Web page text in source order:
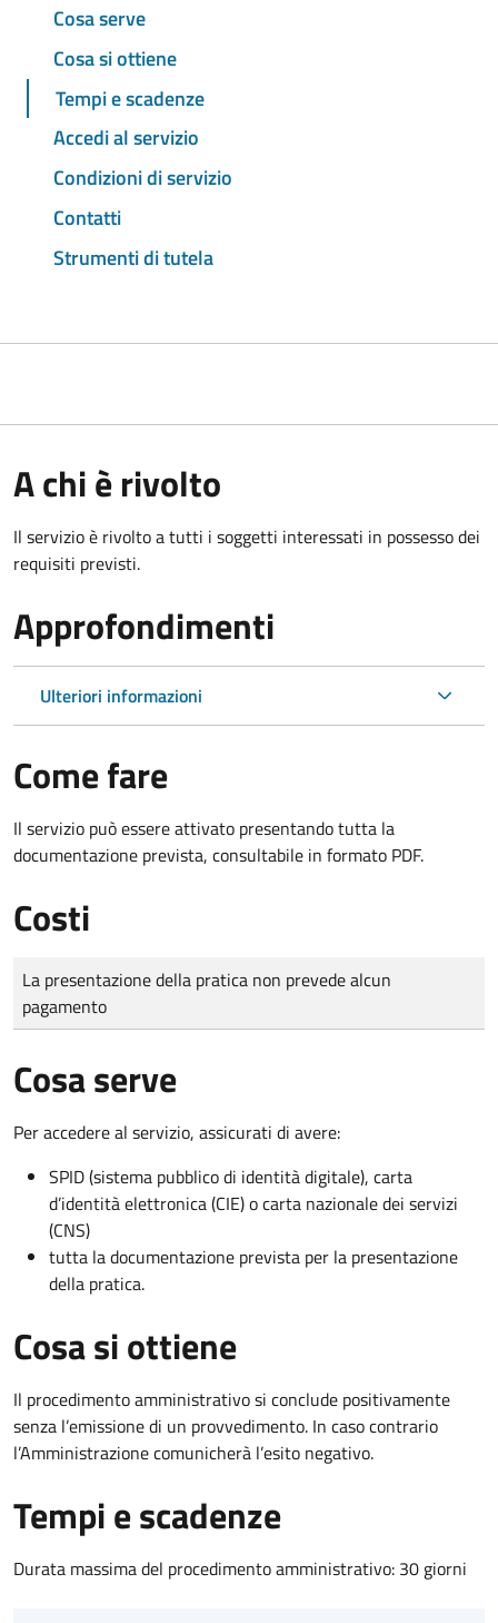
Cosa serve
Cosa si ottiene
Tempi e scadenze
Accedi al servizio
Condizioni di servizio
Contatti
Strumenti di tutela
A chi è rivolto
Il servizio è rivolto a tutti i soggetti interessati in possesso dei
requisiti previsti.
Approfondimenti
Ulteriori informazioni
Come fare
Il servizio può essere attivato presentando tutta la
documentazione prevista, consultabile in formato PDF.
Costi
Tipo di pagamento
Importo
La presentazione della pratica non prevede alcun
pagamento
Cosa serve
Per accedere al servizio, assicurati di avere:
SPID (sistema pubblico di identità digitale), carta
d’identità elettronica (CIE) o carta nazionale dei servizi
(CNS)
tutta la documentazione prevista per la presentazione
della pratica.
Cosa si ottiene
Il procedimento amministrativo si conclude positivamente
senza l’emissione di un provvedimento. In caso contrario
l’Amministrazione comunicherà l’esito negativo.
Tempi e scadenze
Durata massima del procedimento amministrativo: 30 giorni